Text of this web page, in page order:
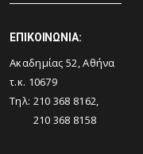
ΕΠΙΚΟΙΝΩΝΙΑ:
Ακαδημίας 52, Αθήνα
τ.κ. 10679
Τηλ: 210 368 8162,
210 368 8158